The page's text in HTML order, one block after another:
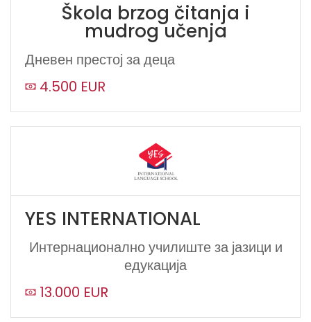
Škola brzog čitanja i
mudrog učenja
Дневен престој за деца
4.500 EUR
YES INTERNATIONAL
Интернационално училиште за јазици и
едукација
13.000 EUR